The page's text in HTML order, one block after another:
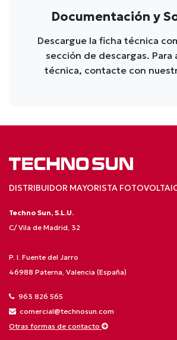
Documentación y
Descargue la ficha técnica
sección de descargas. Para
técnica, contacte con
DISTRIBUIDOR MAYORISTA
Techno Sun, S.L.U.
C/ Vila de Madrid, 32
P. I. Fuente del Jarro
46988 Paterna, Valencia (España)
963 826 565
comercial@technosun.com
Otras formas de contacto